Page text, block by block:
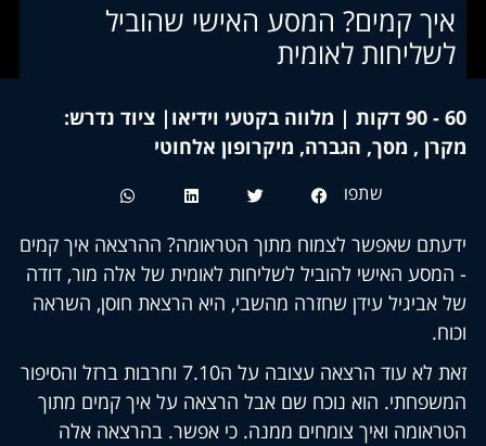
קמים? המסע האישי שהוביל
לאומית
60 - 90 דקות | מלווה בקטעי וידיאו| ציוד נדרש:
מסך, הגברה, מיקרופון אלחוטי
שאפשר לצמוח מתוך הטראומה? ההרצאה איך קמים
האישי להוביל לשליחות לאומית של אלה מור, דודה
עידן שחזרה מהשבי, היא הרצאת חוסן, השראה
זאת לא עוד הרצאה עצובה על ה7.10 וחרבות ברזל והסיפור
הוא נוכח שם אבל הרצאה על איך קמים מתוך
ואיך צומחים ממנה. כי אפשר. בהרצאה אלה